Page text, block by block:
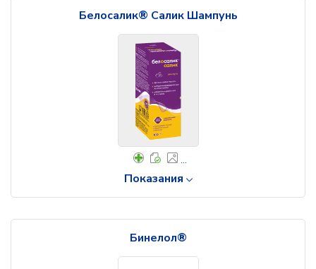
Белосалик® Салик Шампунь
...
Показания
Бинелол®